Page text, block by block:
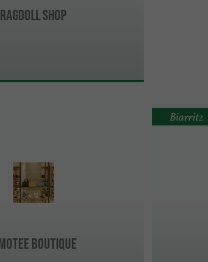
Ragdoll Shop
BOUTIQUE
Biarritz